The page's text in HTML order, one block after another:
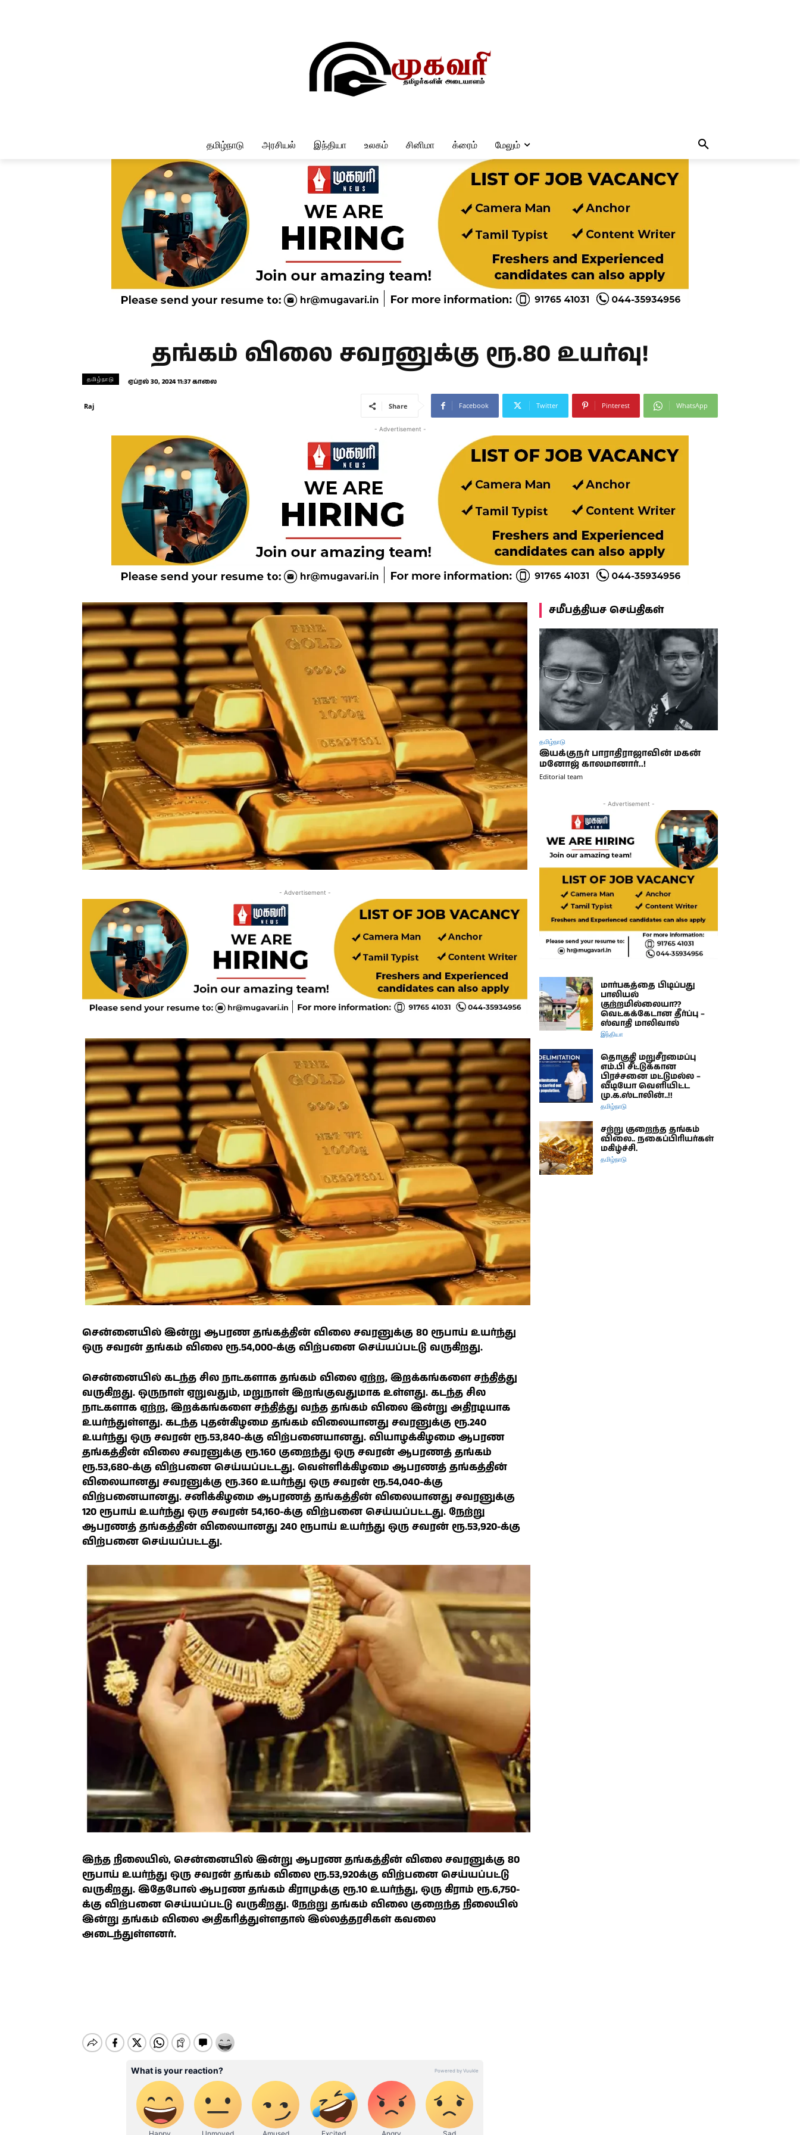
தமிழ்நாடு அரசியல் இந்தியா உலகம் சினிமா க்ரைம் மேலும்
தங்கம் விலை சவரனுக்கு ரூ.80 உயர்வு!
தமிழ்நாடு ஏப்ரல் 30, 2024 11:37 காலை
Raj Share Facebook Twitter Pinterest WhatsApp
- Advertisement -
- Advertisement -
சென்னையில் இன்று ஆபரண தங்கத்தின் விலை சவரனுக்கு 80 ரூபாய் உயர்ந்து
ஒரு சவரன் தங்கம் விலை ரூ.54,000-க்கு விற்பனை செய்யப்பட்டு வருகிறது.
சென்னையில் கடந்த சில நாட்களாக தங்கம் விலை ஏற்ற, இறக்கங்களை சந்தித்து
வருகிறது. ஒருநாள் ஏறுவதும், மறுநாள் இறங்குவதுமாக உள்ளது. கடந்த சில
நாட்களாக ஏற்ற, இறக்கங்களை சந்தித்து வந்த தங்கம் விலை இன்று அதிரடியாக
உயர்ந்துள்ளது. கடந்த புதன்கிழமை தங்கம் விலையானது சவரனுக்கு ரூ.240
உயர்ந்து ஒரு சவரன் ரூ.53,840-க்கு விற்பனையானது. வியாழக்கிழமை ஆபரண
தங்கத்தின் விலை சவரனுக்கு ரூ.160 குறைந்து ஒரு சவரன் ஆபரணத் தங்கம்
ரூ.53,680-க்கு விற்பனை செய்யப்பட்டது. வெள்ளிக்கிழமை ஆபரணத் தங்கத்தின்
விலையானது சவரனுக்கு ரூ.360 உயர்ந்து ஒரு சவரன் ரூ.54,040-க்கு
விற்பனையானது. சனிக்கிழமை ஆபரணத் தங்கத்தின் விலையானது சவரனுக்கு
120 ரூபாய் உயர்ந்து ஒரு சவரன் 54,160-க்கு விற்பனை செய்யப்பட்டது. நேற்று
ஆபரணத் தங்கத்தின் விலையானது 240 ரூபாய் உயர்ந்து ஒரு சவரன் ரூ.53,920-க்கு
விற்பனை செய்யப்பட்டது.
இந்த நிலையில், சென்னையில் இன்று ஆபரண தங்கத்தின் விலை சவரனுக்கு 80
ரூபாய் உயர்ந்து ஒரு சவரன் தங்கம் விலை ரூ.53,920க்கு விற்பனை செய்யப்பட்டு
வருகிறது. இதேபோல் ஆபரண தங்கம் கிராமுக்கு ரூ.10 உயர்ந்து, ஒரு கிராம் ரூ.6,750-
க்கு விற்பனை செய்யப்பட்டு வருகிறது. நேற்று தங்கம் விலை குறைந்த நிலையில்
இன்று தங்கம் விலை அதிகரித்துள்ளதால் இல்லத்தரசிகள் கவலை
அடைந்துள்ளனர்.
சமீபத்தியச செய்திகள்
தமிழ்நாடு
இயக்குநர் பாராதிராஜாவின் மகன்
மனோஜ் காலமானார்..!
Editorial team
- Advertisement -
மார்பகத்தை பிடிப்பது
பாலியல்
குற்றமில்லையா??
வெட்கக்கேடான தீர்ப்பு –
ஸ்வாதி மாலிவால்
இந்தியா
தொகுதி மறுசீரமைப்பு
எம்.பி சீட்டுக்கான
பிரச்சனை மட்டுமல்ல –
வீடியோ வெளியிட்ட
மு.க.ஸ்டாலின்..!!
தமிழ்நாடு
சற்று குறைந்த தங்கம்
விலை.. நகைப்பிரியர்கள்
மகிழ்ச்சி.
தமிழ்நாடு